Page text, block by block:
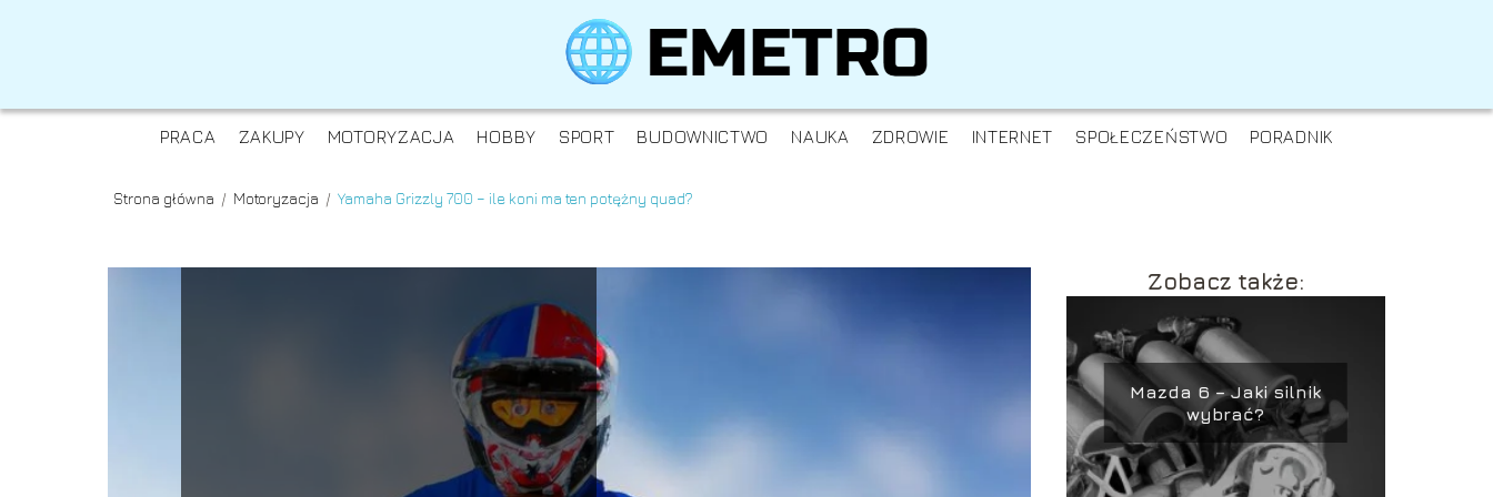
PRACA ZAKUPY MOTORYZACJA HOBBY SPORT BUDOWNICTWO NAUKA ZDROWIE INTERNET SPOŁECZEŃSTWO PORADNIK
Strona główna / Motoryzacja / Yamaha Grizzly 700 – ile koni ma ten potężny quad?
Zobacz także:
Mazda 6 – Jaki silnik
wybrać?